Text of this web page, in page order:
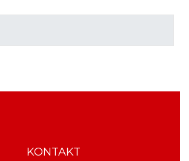
KONTAKT